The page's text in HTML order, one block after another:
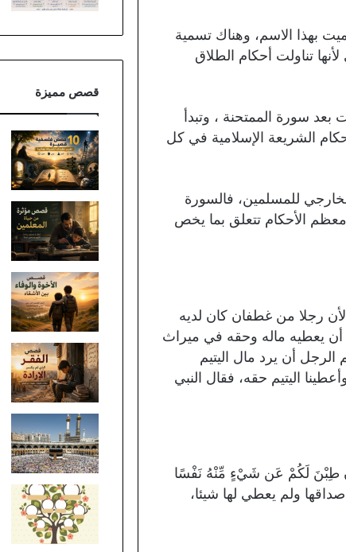
بهذا الاسم، وهناك تسمية
تناولت أحكام الطلاق
وعدد آياتها الكريمة 176 آية منيرة، نزلت بعد سورة الممتحنة ، وتبدأ
الشريعة الإسلامية في كل
للمسلمين، فالسورة
الأحكام تتعلق بما يخص
لأن رجلا من غطفان كان لديه
أن يعطيه ماله وحقه في ميراث
أن يرد مال اليتيم
اليتيم حقه، فقال النبي
طِبْنَ لَكُمْ عَن شَيْءٍ مِّنْهُ نَفْسًا
ولم يعطي لها شيئا،
قصص مميزة